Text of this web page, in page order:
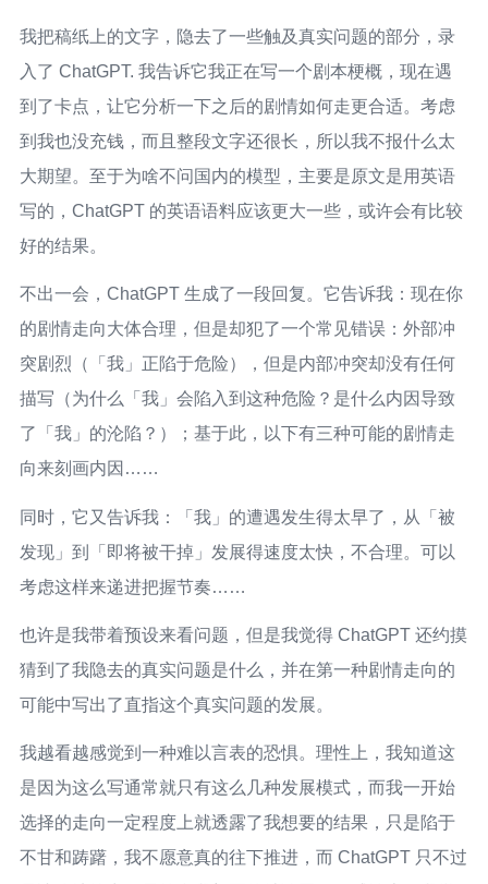
我把稿纸上的文字，隐去了一些触及真实问题的部分，录
入了 ChatGPT. 我告诉它我正在写一个剧本梗概，现在遇
到了卡点，让它分析一下之后的剧情如何走更合适。考虑
到我也没充钱，而且整段文字还很长，所以我不报什么太
大期望。至于为啥不问国内的模型，主要是原文是用英语
写的，ChatGPT 的英语语料应该更大一些，或许会有比较
好的结果。
不出一会，ChatGPT 生成了一段回复。它告诉我：现在你
的剧情走向大体合理，但是却犯了一个常见错误：外部冲
突剧烈（「我」正陷于危险），但是内部冲突却没有任何
描写（为什么「我」会陷入到这种危险？是什么内因导致
了「我」的沦陷？）；基于此，以下有三种可能的剧情走
向来刻画内因……
同时，它又告诉我：「我」的遭遇发生得太早了，从「被
发现」到「即将被干掉」发展得速度太快，不合理。可以
考虑这样来递进把握节奏……
也许是我带着预设来看问题，但是我觉得 ChatGPT 还约摸
猜到了我隐去的真实问题是什么，并在第一种剧情走向的
可能中写出了直指这个真实问题的发展。
我越看越感觉到一种难以言表的恐惧。理性上，我知道这
是因为这么写通常就只有这么几种发展模式，而我一开始
选择的走向一定程度上就透露了我想要的结果，只是陷于
不甘和踌躇，我不愿意真的往下推进，而 ChatGPT 只不过